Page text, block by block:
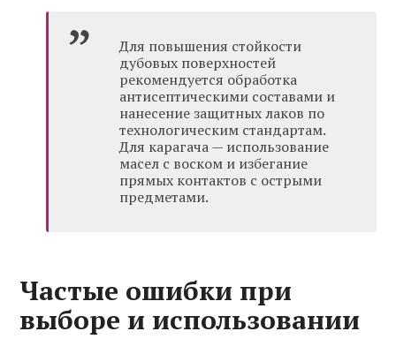
Для повышения стойкости
дубовых поверхностей
рекомендуется обработка
антисептическими составами и
нанесение защитных лаков по
технологическим стандартам.
Для карагача — использование
масел с воском и избегание
прямых контактов с острыми
предметами.
Частые ошибки при
выборе и использовании